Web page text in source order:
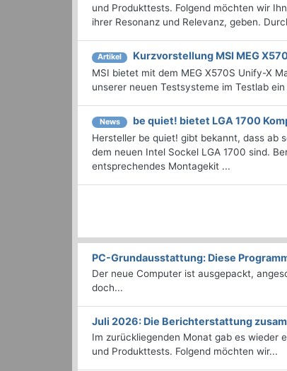
und Produkttests. Folgend möchten wir
ihrer Resonanz und Relevanz, geben.
Artikel Kurzvorstellung MSI MEG
MSI bietet mit dem MEG X570S Unify-X
unserer neuen Testsysteme im Testlab
News be quiet! bietet LGA 1700
Hersteller be quiet! gibt bekannt, dass ab
dem neuen Intel Sockel LGA 1700 sind.
entsprechendes Montagekit ...
PC-Grundausstattung: Diese
Der neue Computer ist ausgepackt,
doch...
Juli 2026: Die Bericht­erstattung
Im zurückliegenden Monat gab es wieder
und Produkttests. Folgend möchten wir...